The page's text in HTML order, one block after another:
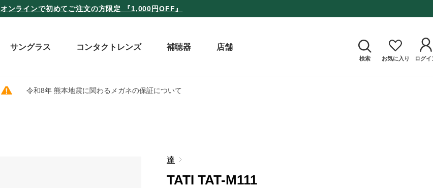
オンラインで初めてご注文の方限定 『1,000円OFF』
サングラス コンタクトレンズ 補聴器 店舗
検索 お気に入り ログイ
令和8年 熊本地震に関わるメガネの保証について
達
TATI TAT-M111